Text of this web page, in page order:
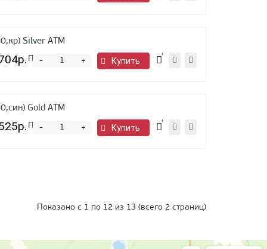
Silver ATM
Предзаказ +
- Купить
Gold ATM
Предзаказ +
- Купить
Показано с 1 по 12 из 13 (всего 2 страниц)